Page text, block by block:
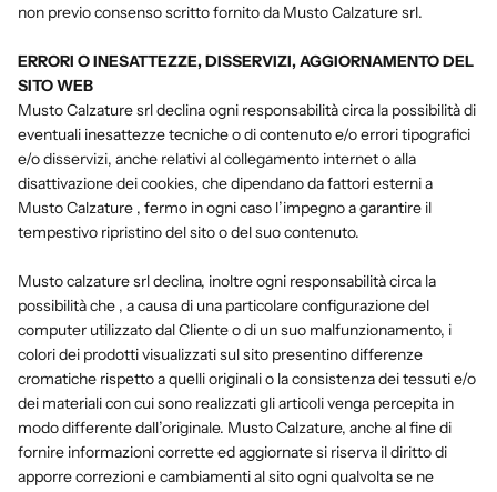
non previo consenso scritto fornito da Musto Calzature srl.
ERRORI O INESATTEZZE, DISSERVIZI, AGGIORNAMENTO DEL
SITO WEB
Musto Calzature srl declina ogni responsabilità circa la possibilità di
eventuali inesattezze tecniche o di contenuto e/o errori tipografici
e/o disservizi, anche relativi al collegamento internet o alla
disattivazione dei cookies, che dipendano da fattori esterni a
Musto Calzature , fermo in ogni caso l’impegno a garantire il
tempestivo ripristino del sito o del suo contenuto.
Musto calzature srl declina, inoltre ogni responsabilità circa la
possibilità che , a causa di una particolare configurazione del
computer utilizzato dal Cliente o di un suo malfunzionamento, i
colori dei prodotti visualizzati sul sito presentino differenze
cromatiche rispetto a quelli originali o la consistenza dei tessuti e/o
dei materiali con cui sono realizzati gli articoli venga percepita in
modo differente dall’originale. Musto Calzature, anche al fine di
fornire informazioni corrette ed aggiornate si riserva il diritto di
apporre correzioni e cambiamenti al sito ogni qualvolta se ne